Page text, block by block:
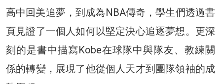
高中回美追夢，到成為NBA傳奇，學生們透過書
頁見證了一個人如何以堅定決心追逐夢想。更深
刻的是書中描寫Kobe在球隊中與隊友、教練關
係的轉變，展現了他從個人天才到團隊領袖的成